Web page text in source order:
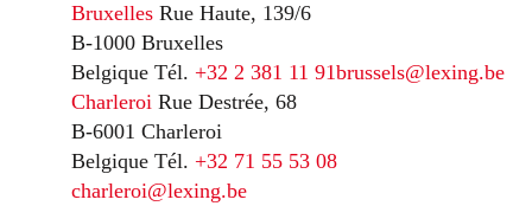
Bruxelles Rue Haute, 139/6
B-1000 Bruxelles
Belgique Tél. +32 2 381 11 91brussels@lexing.be
Charleroi Rue Destrée, 68
B-6001 Charleroi
Belgique Tél. +32 71 55 53 08
charleroi@lexing.be